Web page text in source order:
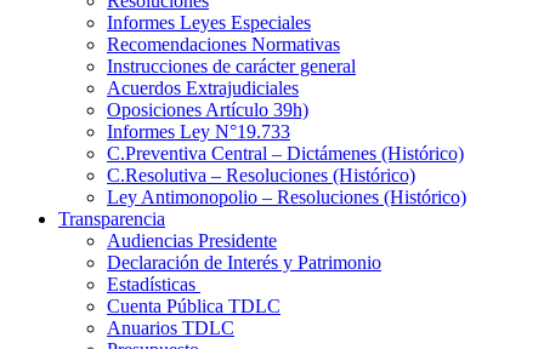
Informes Leyes Especiales
Recomendaciones Normativas
Instrucciones de carácter general
Acuerdos Extrajudiciales
Oposiciones Artículo 39h)
Informes Ley N°19.733
C.Preventiva Central – Dictámenes (Histórico)
C.Resolutiva – Resoluciones (Histórico)
Ley Antimonopolio – Resoluciones (Histórico)
Transparencia
Audiencias Presidente
Declaración de Interés y Patrimonio
Estadísticas
Cuenta Pública TDLC
Anuarios TDLC